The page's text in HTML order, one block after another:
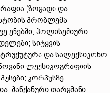
(ზოგადი და
პრობლემა
ენებში; პოლისემიური
სიტყვის
და სალექსიკონო
ლექსიკოგრაფიის
კორპუსზე
მანქანური თარგმანი.